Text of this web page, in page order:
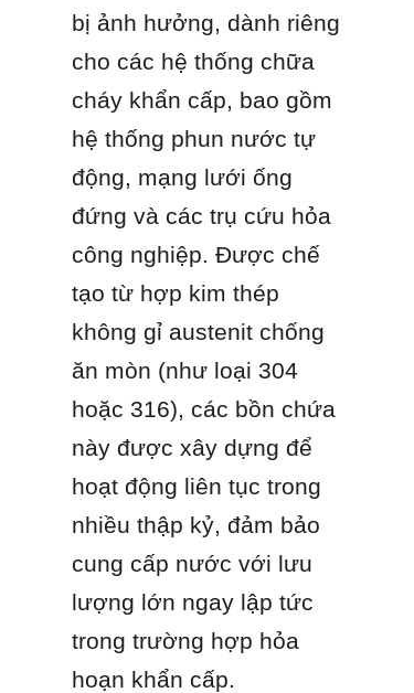
bị ảnh hưởng, dành riêng
cho các hệ thống chữa
cháy khẩn cấp, bao gồm
hệ thống phun nước tự
động, mạng lưới ống
đứng và các trụ cứu hỏa
công nghiệp. Được chế
tạo từ hợp kim thép
không gỉ austenit chống
ăn mòn (như loại 304
hoặc 316), các bồn chứa
này được xây dựng để
hoạt động liên tục trong
nhiều thập kỷ, đảm bảo
cung cấp nước với lưu
lượng lớn ngay lập tức
trong trường hợp hỏa
hoạn khẩn cấp.